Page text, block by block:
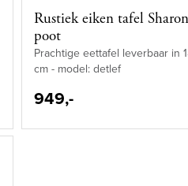
Rustiek eiken tafel
poot
Prachtige eettafel leverbaar in
cm - model: detlef
949,-